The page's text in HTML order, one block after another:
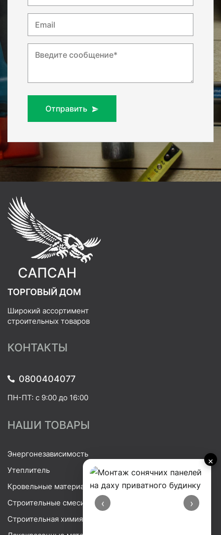
×
‹ ›
Email
Введите сообщение*
Отправить
ТОРГОВЫЙ ДОМ
Широкий ассортимент
строительных товаров
КОНТАКТЫ
0800404077
ПН-ПТ: с 9:00 до 16:00
НАШИ ТОВАРЫ
Энергонезависимость
Утеплитель
Кровельные материалы
Строительные смеси
Строительная химия